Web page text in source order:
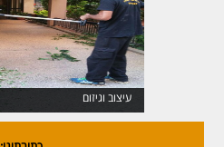
עיצוב וגיזום